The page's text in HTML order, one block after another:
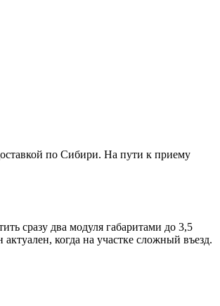
по Сибири. На пути к приему
сразу два модуля габаритами до 3,5
когда на участке сложный въезд.